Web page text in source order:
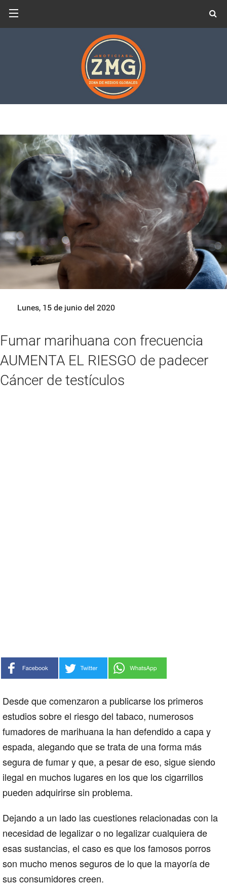
Lunes, 15 de junio del 2020
Fumar marihuana con frecuencia
AUMENTA EL RIESGO de padecer
Cáncer de testículos
Desde que comenzaron a publicarse los primeros
estudios sobre el riesgo del tabaco, numerosos
fumadores de marihuana la han defendido a capa y
espada, alegando que se trata de una forma más
segura de fumar y que, a pesar de eso, sigue siendo
ilegal en muchos lugares en los que los cigarrillos
pueden adquirirse sin problema.
Dejando a un lado las cuestiones relacionadas con la
necesidad de legalizar o no legalizar cualquiera de
esas sustancias, el caso es que los famosos porros
son mucho menos seguros de lo que la mayoría de
sus consumidores creen.